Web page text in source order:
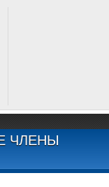
ЧЛЕНЫ